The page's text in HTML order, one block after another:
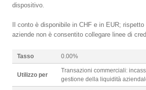
dispositivo.
Il conto è disponibile in CHF e in EUR;
aziende non è consentito collegare linee di
Tasso 0.00%
Utilizzo per
Transazioni commerciali:
gestione della liquidità